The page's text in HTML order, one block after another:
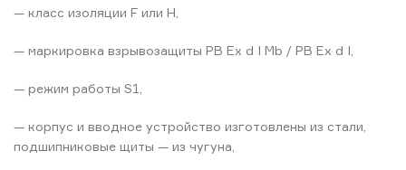
— класс изоляции F или H,
— маркировка взрывозащиты РВ Ex d I Mb / РВ Ex d I,
— режим работы S1,
— корпус и вводное устройство изготовлены из стали,
подшипниковые щиты — из чугуна,